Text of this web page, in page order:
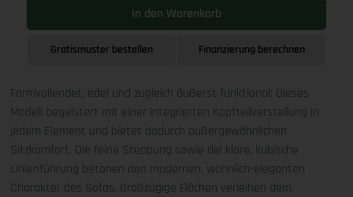
In den Warenkorb
Gratismuster bestellen Finanzierung berechnen
Formvollendet, edel und zugleich äußerst funktional: Dieses
Modell begeistert mit einer integrierten Kopfteilverstellung in
jedem Element und bietet dadurch außergewöhnlichen
Sitzkomfort. Die feine Steppung sowie die klare, kubische
Linienführung betonen den modernen, wohnlich-eleganten
Charakter des Sofas. Großzügige Flächen verleihen dem